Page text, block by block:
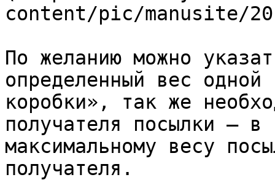
content/pic/manusite/
По желанию можно
определенный вес
коробки», так же
получателя посылки –
максимальному весу
получателя.